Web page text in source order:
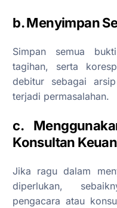
b. Menyimpan
Simpan semua
tagihan, serta
debitur sebagai
terjadi permasalahan.
c.
Konsultan
Jika ragu dalam
diperlukan,
pengacara atau